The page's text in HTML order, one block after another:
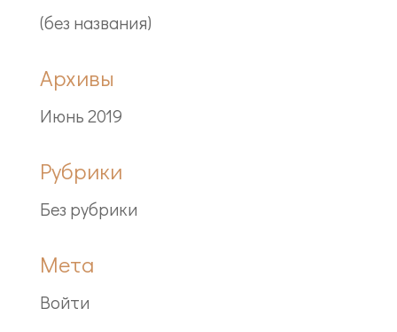
(без названия)
Архивы
Июнь 2019
Рубрики
Без рубрики
Мета
Войти